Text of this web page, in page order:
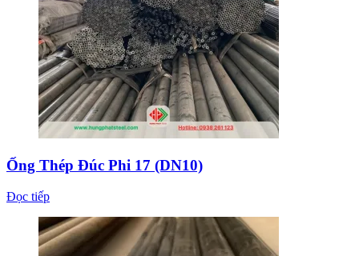
Ống Thép Đúc Phi 17 (DN10)
Đọc tiếp